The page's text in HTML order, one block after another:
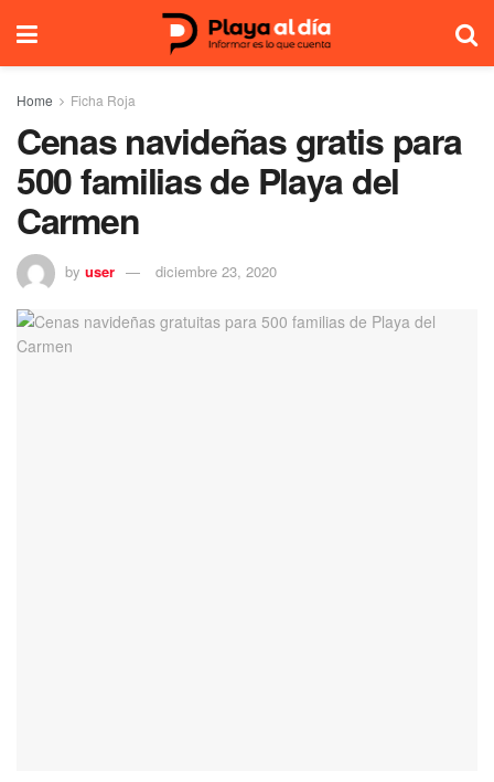
Home Ficha Roja
Cenas navideñas gratis para
500 familias de Playa del
Carmen
by user diciembre 23, 2020